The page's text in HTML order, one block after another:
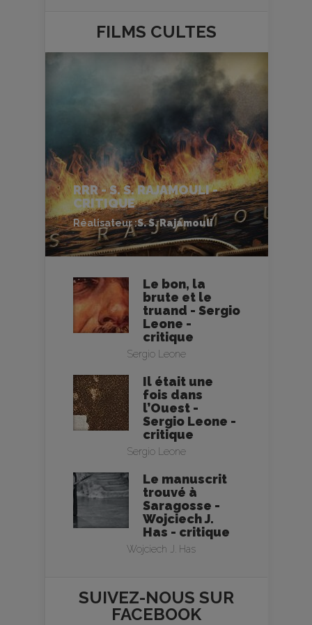
FILMS CULTES
RRR - S. S. RAJAMOULI -
CRITIQUE
Réalisateur :S. S. Rajamouli
Le bon, la
brute et le
truand - Sergio
Leone -
critique
Sergio Leone
Il était une
fois dans
l’Ouest -
Sergio Leone -
critique
Sergio Leone
Le manuscrit
trouvé à
Saragosse -
Wojciech J.
Has - critique
Wojciech J. Has
SUIVEZ-NOUS SUR
FACEBOOK